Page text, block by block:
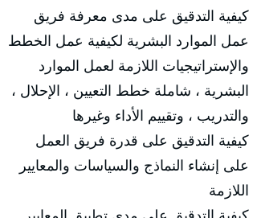
كيفية التدقيق على مدى معرفة فريق
عمل الموارد البشرية لكيفية عمل الخطط
والإستراتيجيات اللازمة لعمل الموارد
البشرية ، شاملة خطط التعيين ، الإحلال ،
والتدريب ، وتقييم الأداء وغيرها
كيفية التدقيق على قدرة فريق العمل
على إنشاء النماذج والسياسات والمعايير
اللازمة